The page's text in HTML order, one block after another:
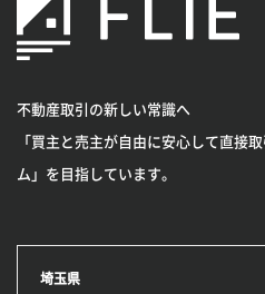
不動産取引の新しい常識へ
「買主と売主が自由に安心して直接
ム」を目指しています。
埼玉県